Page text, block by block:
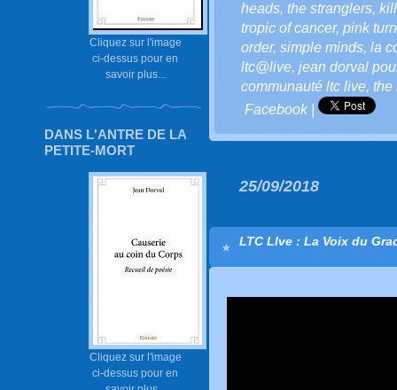
Cliquez sur l'image
ci-dessus pour en
savoir plus...
DANS L'ANTRE DE LA
PETITE-MORT
Cliquez sur l'image
ci-dessus pour en
heads, the stranglers,
tropic of cancer, pink
order, simple minds, la
ltc@live, jean dorval
communauté ltc live, the
Facebook|
25/09/2018
LTC LIve : La Voix du